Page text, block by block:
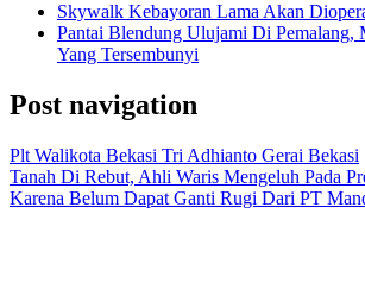
Skywalk Kebayoran Lama Akan
Pantai Blendung Ulujami Di Pemalang,
Yang Tersembunyi
Post navigation
Plt Walikota Bekasi Tri Adhianto Gerai Bekasi
Tanah Di Rebut, Ahli Waris Mengeluh Pada
Karena Belum Dapat Ganti Rugi Dari PT